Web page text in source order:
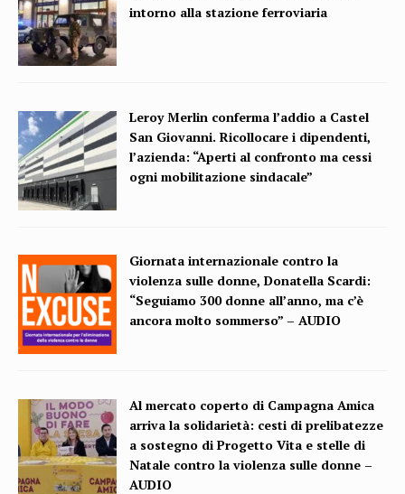
intorno alla stazione ferroviaria
Leroy Merlin conferma l’addio a Castel
San Giovanni. Ricollocare i dipendenti,
l’azienda: “Aperti al confronto ma cessi
ogni mobilitazione sindacale”
Giornata internazionale contro la
violenza sulle donne, Donatella Scardi:
“Seguiamo 300 donne all’anno, ma c’è
ancora molto sommerso” – AUDIO
Al mercato coperto di Campagna Amica
arriva la solidarietà: cesti di prelibatezze
a sostegno di Progetto Vita e stelle di
Natale contro la violenza sulle donne –
AUDIO